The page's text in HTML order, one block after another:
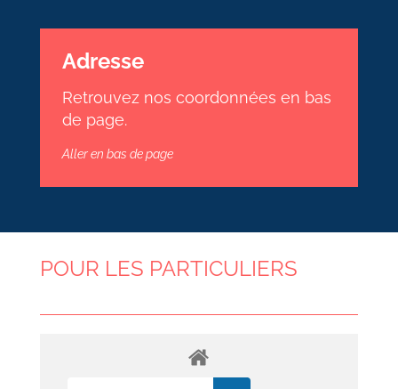
Adresse
Retrouvez nos coordonnées en bas
de page.
Aller en bas de page
POUR LES PARTICULIERS